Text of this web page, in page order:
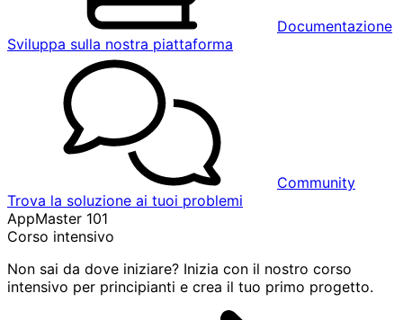
Documentazione
Sviluppa sulla nostra piattaforma
Community
Trova la soluzione ai tuoi problemi
AppMaster 101
Corso intensivo
Non sai da dove iniziare? Inizia con il nostro corso
intensivo per principianti e crea il tuo primo progetto.